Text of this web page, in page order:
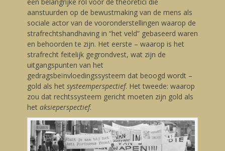
aanstuurden op de bewustmaking van de mens als
sociale actor van de vooronderstellingen waarop de
strafrechtshandhaving in “het veld” gebaseerd waren
en behoorden te zijn. Het eerste – waarop is het
strafrecht feitelijk gegrondvest, wat zijn de
uitgangspunten van het
gedragsbeïnvloedingssysteem dat beoogd wordt –
gold als het systeemperspectief. Het tweede: waarop
zou dat rechtssysteem gericht moeten zijn gold als
het aksieperspectief.